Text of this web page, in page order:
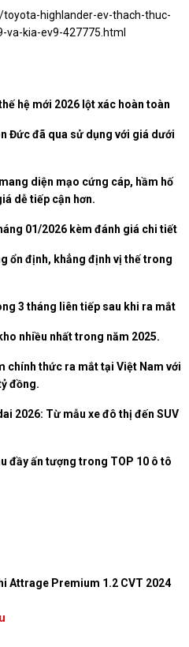
highlander-ev-thach-thuc-
va-kia-ev9-427775.html
hệ mới 2026 lột xác hoàn toàn
Đức đã qua sử dụng với giá dưới
diện mạo cứng cáp, hầm hố
dễ tiếp cận hơn.
01/2026 kèm đánh giá chi tiết
ổn định, khẳng định vị thế trong
3 tháng liên tiếp sau khi ra mắt
nhiều nhất trong năm 2025.
chính thức ra mắt tại Việt Nam với
đồng.
2026: Từ mẫu xe đô thị đến SUV
đầy ấn tượng trong TOP 10 ô tô
Attrage Premium 1.2 CVT 2024